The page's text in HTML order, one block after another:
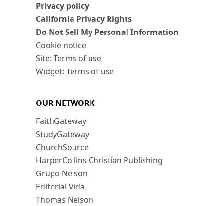
Privacy policy
California Privacy Rights
Do Not Sell My Personal Information
Cookie notice
Site: Terms of use
Widget: Terms of use
OUR NETWORK
FaithGateway
StudyGateway
ChurchSource
HarperCollins Christian Publishing
Grupo Nelson
Editorial Vida
Thomas Nelson